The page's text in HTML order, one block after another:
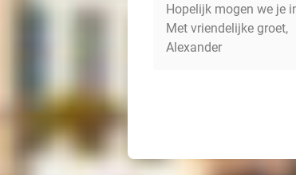
Hopelijk mogen we je
Met vriendelijke groet,
Alexander